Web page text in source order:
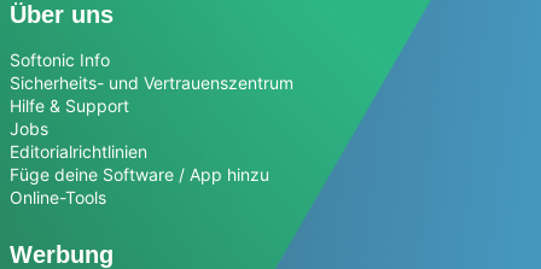
Über uns
Softonic Info
Sicherheits- und Vertrauenszentrum
Hilfe & Support
Jobs
Editorialrichtlinien
Füge deine Software / App hinzu
Online-Tools
Werbung